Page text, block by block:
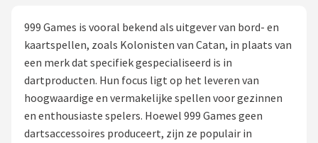
Dartspelers
Toernooien
Spelregels
999 Games is vooral bekend als uitgever van bord- en
kaartspellen, zoals Kolonisten van Catan, in plaats van
een merk dat specifiek gespecialiseerd is in
dartproducten. Hun focus ligt op het leveren van
hoogwaardige en vermakelijke spellen voor gezinnen
en enthousiaste spelers. Hoewel 999 Games geen
dartsaccessoires produceert, zijn ze populair in